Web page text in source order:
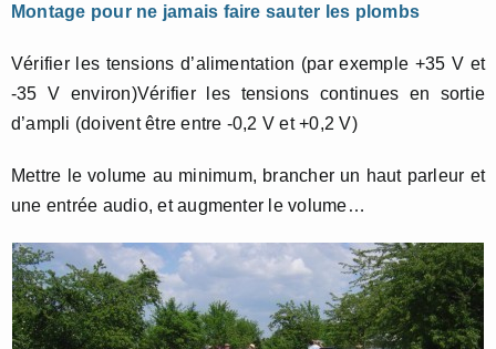
Montage pour ne jamais faire sauter les plombs
Vérifier les tensions d’alimentation (par exemple +35 V et
-35 V environ)Vérifier les tensions continues en sortie
d’ampli (doivent être entre -0,2 V et +0,2 V)
Mettre le volume au minimum, brancher un haut parleur et
une entrée audio, et augmenter le volume…